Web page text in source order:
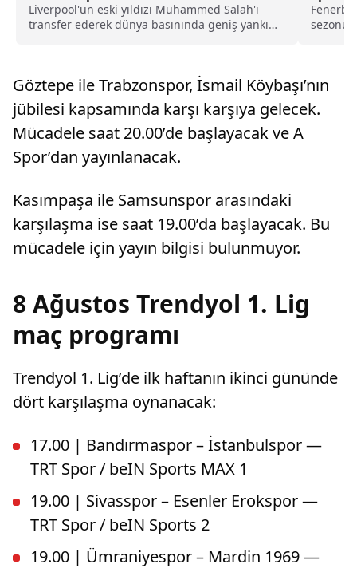
Liverpool'un eski yıldızı Muhammed Salah'ı
transfer ederek dünya basınında geniş yankı
açıkladı.
Göztepe ile Trabzonspor, İsmail Köybaşı’nın
jübilesi kapsamında karşı karşıya gelecek.
Mücadele saat 20.00’de başlayacak ve A
Spor’dan yayınlanacak.
Kasımpaşa ile Samsunspor arasındaki
karşılaşma ise saat 19.00’da başlayacak. Bu
mücadele için yayın bilgisi bulunmuyor.
8 Ağustos Trendyol 1. Lig
maç programı
Trendyol 1. Lig’de ilk haftanın ikinci gününde
dört karşılaşma oynanacak:
17.00 | Bandırmaspor – İstanbulspor —
TRT Spor / beIN Sports MAX 1
19.00 | Sivasspor – Esenler Erokspor —
TRT Spor / beIN Sports 2
19.00 | Ümraniyespor – Mardin 1969 —